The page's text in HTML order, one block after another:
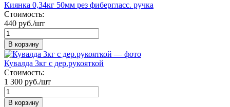
Киянка 0,34кг 50мм рез фибергласс. ручка
Стоимость:
440 руб./шт
В корзину
Кувалда 3кг с дер.рукояткой
Стоимость:
1 300 руб./шт
В корзину